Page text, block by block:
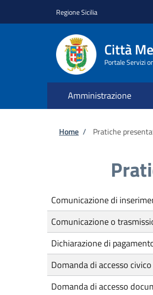
Regione Sicilia
Città
Portale Servizi
Amministrazione
Briciole di
Home / Pratiche
Comunicazione di
Comunicazione o
Dichiarazione di
Domanda di accesso civico
Domanda di accesso